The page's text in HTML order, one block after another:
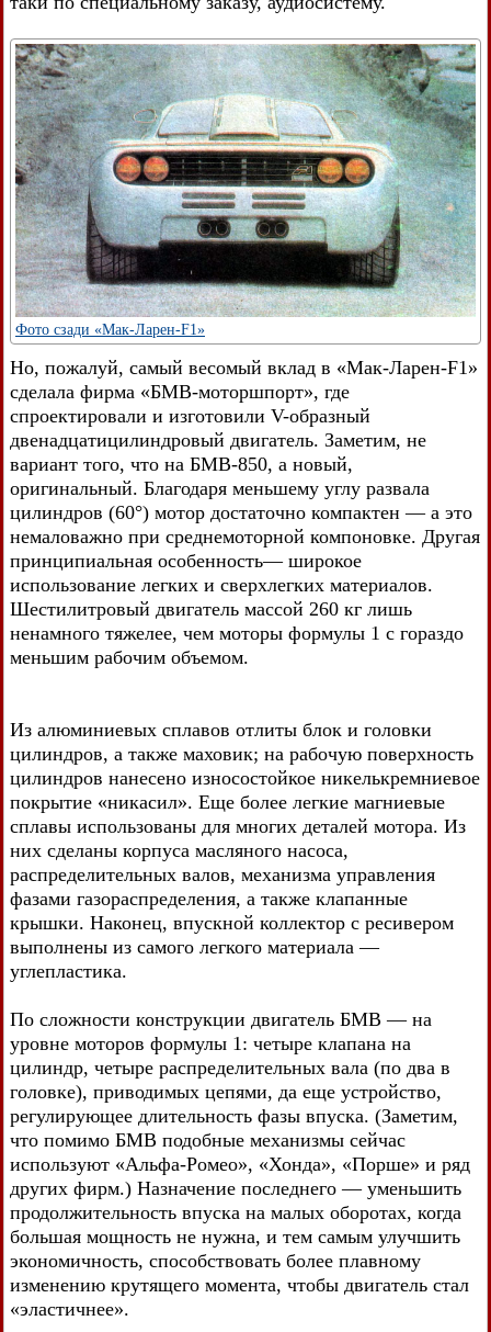
Фото сзади «Мак-Ларен-F1»
Но, пожалуй, самый весомый вклад в «Мак-Ларен-F1»
сделала фирма «БМВ-моторшпорт», где
спроектировали и изготовили V-образный
двенадцатицилиндровый двигатель. Заметим, не
вариант того, что на БМВ-850, а новый,
оригинальный. Благодаря меньшему углу развала
цилиндров (60°) мотор достаточно компактен — а это
немаловажно при среднемоторной компоновке. Другая
принципиальная особенность— широкое
использование легких и сверхлегких материалов.
Шестилитровый двигатель массой 260 кг лишь
ненамного тяжелее, чем моторы формулы 1 с гораздо
меньшим рабочим объемом.
Из алюминиевых сплавов отлиты блок и головки
цилиндров, а также маховик; на рабочую поверхность
цилиндров нанесено износостойкое никелькремниевое
покрытие «никасил». Еще более легкие магниевые
сплавы использованы для многих деталей мотора. Из
них сделаны корпуса масляного насоса,
распределительных валов, механизма управления
фазами газораспределения, а также клапанные
крышки. Наконец, впускной коллектор с ресивером
выполнены из самого легкого материала —
углепластика.
По сложности конструкции двигатель БМВ — на
уровне моторов формулы 1: четыре клапана на
цилиндр, четыре распределительных вала (по два в
головке), приводимых цепями, да еще устройство,
регулирующее длительность фазы впуска. (Заметим,
что помимо БМВ подобные механизмы сейчас
используют «Альфа-Ромео», «Хонда», «Порше» и ряд
других фирм.) Назначение последнего — уменьшить
продолжительность впуска на малых оборотах, когда
большая мощность не нужна, и тем самым улучшить
экономичность, способствовать более плавному
изменению крутящего момента, чтобы двигатель стал
«эластичнее».